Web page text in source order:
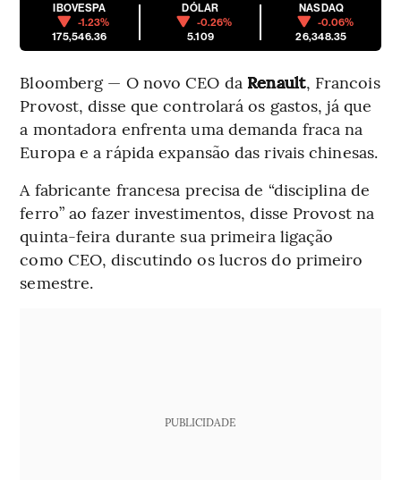
IBOVESPA
-1.23%
175,546.36
DÓLAR
-0.26%
5.109
NASDAQ
-0.06%
26,348.35
Bloomberg — O novo CEO da Renault, Francois
Provost, disse que controlará os gastos, já que
a montadora enfrenta uma demanda fraca na
Europa e a rápida expansão das rivais chinesas.
A fabricante francesa precisa de “disciplina de
ferro” ao fazer investimentos, disse Provost na
quinta-feira durante sua primeira ligação
como CEO, discutindo os lucros do primeiro
semestre.
PUBLICIDADE